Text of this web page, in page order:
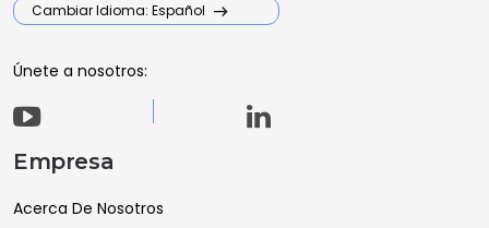
Cambiar Idioma: Español
Únete a nosotros:
Empresa
Acerca De Nosotros